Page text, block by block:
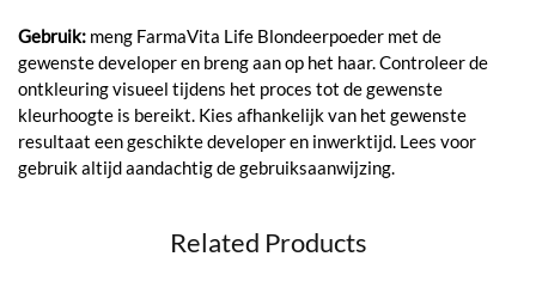
Gebruik: meng FarmaVita Life Blondeerpoeder met de
gewenste developer en breng aan op het haar. Controleer de
ontkleuring visueel tijdens het proces tot de gewenste
kleurhoogte is bereikt. Kies afhankelijk van het gewenste
resultaat een geschikte developer en inwerktijd. Lees voor
gebruik altijd aandachtig de gebruiksaanwijzing.
Related Products